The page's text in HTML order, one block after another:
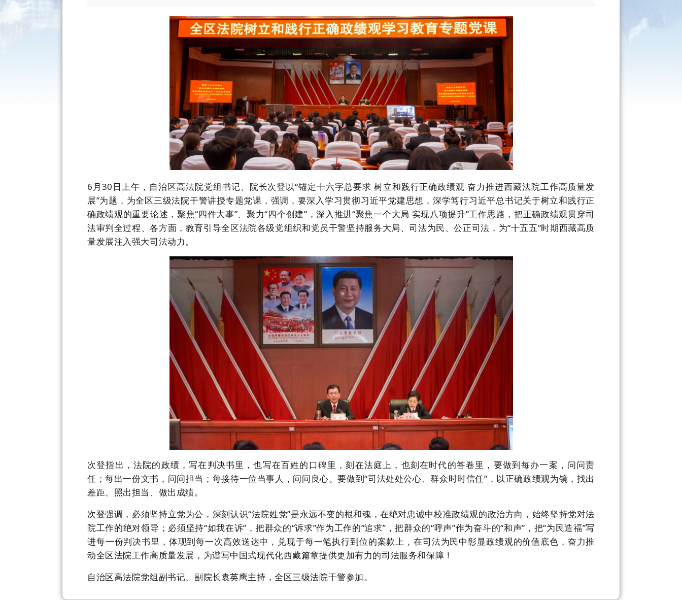
6 月30日上午，自治区高法院党组书记、院长次登以“锚定十六字总要求 树立和践行正确政绩观 奋力推进西藏法院工作高质量发
展”为题，为全区三级法院干警讲授专题党课，强调，要深入学习贯彻习近平党建思想，深学笃行习近平总书记关于树立和践行正
确政绩观的重要论述，聚焦“四件大事”、聚力“四个创建”，深入推进“聚焦一个大局 实现八项提升”工作思路，把正确政绩观贯穿司
法审判全过程、各方面，教育引导全区法院各级党组织和党员干警坚持服务大局、司法为民、公正司法，为“十五五”时期西藏高质
量发展注入强大司法动力。
次登指出， 法院的政绩，写在判决书里，也写在百姓的口碑里，刻在法庭上，也刻在时代的答卷里，要做到每办一案，问问责
任；每出一份文书，问问担当；每接待一位当事人，问问良心。要做到“司法处处公心、群众时时信任”， 以正确政绩观为镜，找出
差距、照出担当、做出成绩。
次登强调，必须坚持立党为公， 深刻认识“法院姓党”是永远不变的根和魂，在绝对忠诚中校准政绩观的政治方向， 始终坚持党对法
院工作的绝对领导 ； 必须坚持“如我在诉” ， 把群众的“诉求”作为工作的“追求”，把群众的“呼声”作为奋斗的“和声”，把“为民造福”写
进每一份判决书里，体现到每一次高效送达中，兑现于每一笔执行到位的案款上，在司法为民中彰显政绩观的价值底色，奋力推
动全区法院工作高质量发展，为谱写中国式现代化西藏篇章提供更加有力的司法服务和保障！
自治区高法院党组副书记、副院长袁英鹰主持，全区三级法院干警参加。